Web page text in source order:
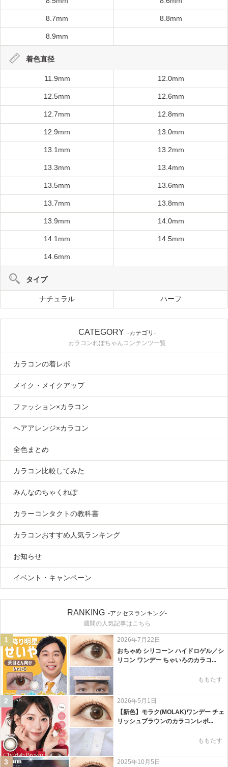
8.7mm 8.8mm
8.9mm
着色直径
11.9mm 12.0mm
12.5mm 12.6mm
12.7mm 12.8mm
12.9mm 13.0mm
13.1mm 13.2mm
13.3mm 13.4mm
13.5mm 13.6mm
13.7mm 13.8mm
13.9mm 14.0mm
14.1mm 14.5mm
14.6mm
タイプ
ナチュラル ハーフ
CATEGORY -カテゴリ-
カラコンれぽちゃんコンテンツ一覧
カラコンの着レポ
メイク・メイクアップ
ファッション×カラコン
ヘアアレンジ×カラコン
全色まとめ
カラコン比較してみた
みんなのちゃくれぽ
カラーコンタクトの教科書
カラコンおすすめ人気ランキング
お知らせ
イベント・キャンペーン
RANKING -アクセスランキング-
週間の人気記事はこちら
1
2026年7月22日
おちゃめ シリコーン ハイドロゲル／シ
リコン ワンデー ちゃいろのカラコ...
ももたす
2
2026年5月1日
【新色】モラク(MOLAK)ワンデー チェ
リッシュブラウンのカラコンレポ...
ももたす
3 2025年10月5日